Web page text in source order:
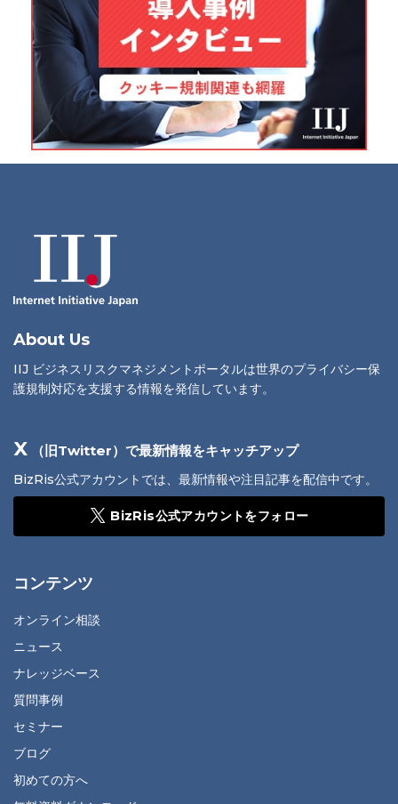
About Us
IIJ ビジネスリスクマネジメントポータルは世界のプライバシー保
護規制対応を支援する情報を発信しています。
X （旧Twitter）で最新情報をキャッチアップ
BizRis公式アカウントでは、最新情報や注目記事を配信中です。
BizRis公式アカウントをフォロー
コンテンツ
オンライン相談
ニュース
ナレッジベース
質問事例
セミナー
ブログ
初めての方へ